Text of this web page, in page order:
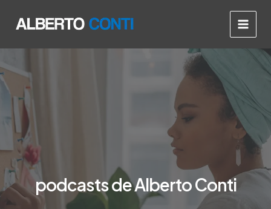
Main
podcasts de Alberto Conti